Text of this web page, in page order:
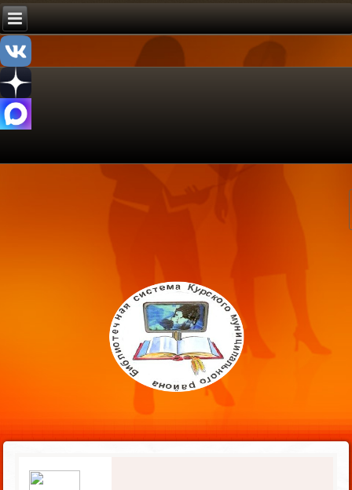
казенное учреждение культуры
библиотечная система»